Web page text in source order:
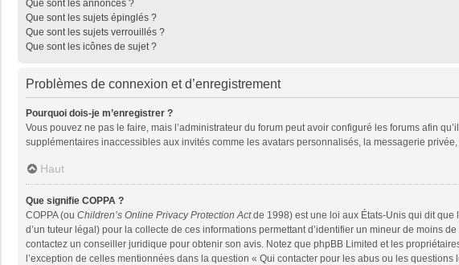
Que sont les annonces ?
Que sont les sujets épinglés ?
Que sont les sujets verrouillés ?
Que sont les icônes de sujet ?
Problèmes de connexion et d’enregistrement
Pourquoi dois-je m’enregistrer ?
Vous pouvez ne pas le faire, mais l’administrateur du forum peut avoir configuré les forums afin
supplémentaires inaccessibles aux invités comme les avatars personnalisés, la messagerie
Haut
Que signifie COPPA ?
COPPA (ou Children’s Online Privacy Protection Actde 1998) est une loi aux États-Unis qui dit que
d’un tuteur légal) pour la collecte de ces informations permettant d’identifier un mineur de moins
contactez un conseiller juridique pour obtenir son avis. Notez que phpBB Limited et les
l’exception de celles mentionnées dans la question « Qui contacter pour les abus ou les questions